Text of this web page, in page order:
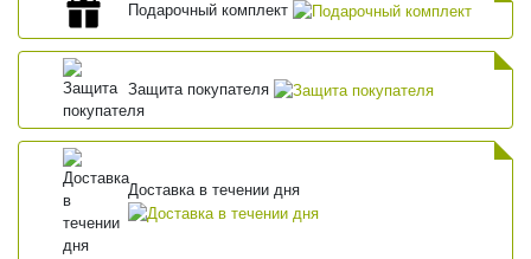
Подарочный комплект
Защита покупателя
Доставка в течении дня